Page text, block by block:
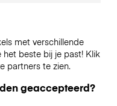
met verschillende
beste bij je past! Klik
partners te zien.
geaccepteerd?